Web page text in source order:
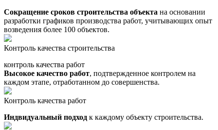
Сокращение сроков строительства объекта на основании
разработки графиков производства работ, учитывающих опыт
возведения более 100 объектов.
Контроль качества строительства
контроль качества работ
Высокое качество работ, подтвержденное контролем на
каждом этапе, отработанном до совершенства.
Контроль качества работ
Индвидуальный подход к каждому объекту строительства.